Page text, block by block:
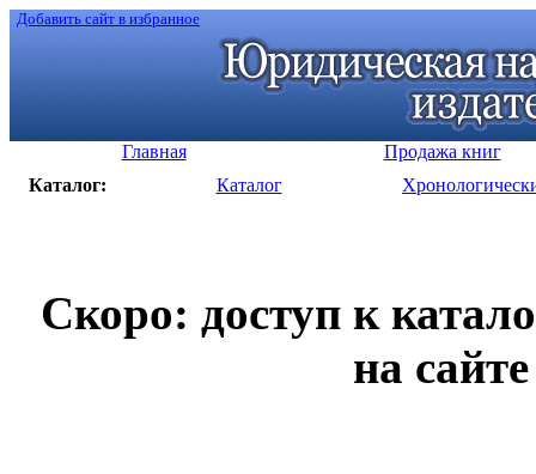
Добавить сайт в избранное
Главная
Продажа книг
Каталог:
Каталог
Скоро: доступ к
на